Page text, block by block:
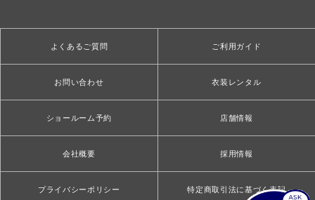
よくあるご質問 ご利用ガイド
お問い合わせ 衣装レンタル
ショールーム予約 店舗情報
会社概要 採用情報
プライバシーポリシー 特定商取引法に基づく表記